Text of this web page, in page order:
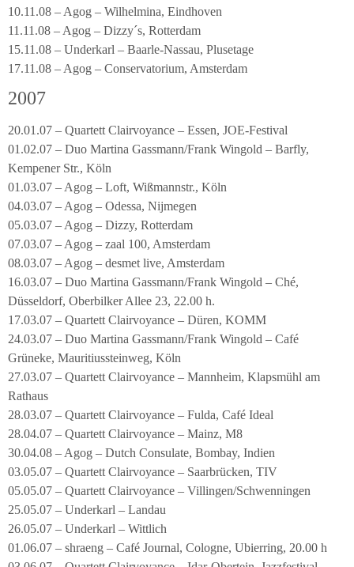
10.11.08 – Agog – Wilhelmina, Eindhoven
11.11.08 – Agog – Dizzy´s, Rotterdam
15.11.08 – Underkarl – Baarle-Nassau, Plusetage
17.11.08 – Agog – Conservatorium, Amsterdam
2007
20.01.07 – Quartett Clairvoyance – Essen, JOE-Festival
01.02.07 – Duo Martina Gassmann/Frank Wingold – Barfly,
Kempener Str., Köln
01.03.07 – Agog – Loft, Wißmannstr., Köln
04.03.07 – Agog – Odessa, Nijmegen
05.03.07 – Agog – Dizzy, Rotterdam
07.03.07 – Agog – zaal 100, Amsterdam
08.03.07 – Agog – desmet live, Amsterdam
16.03.07 – Duo Martina Gassmann/Frank Wingold – Ché,
Düsseldorf, Oberbilker Allee 23, 22.00 h.
17.03.07 – Quartett Clairvoyance – Düren, KOMM
24.03.07 – Duo Martina Gassmann/Frank Wingold – Café
Grüneke, Mauritiussteinweg, Köln
27.03.07 – Quartett Clairvoyance – Mannheim, Klapsmühl am
Rathaus
28.03.07 – Quartett Clairvoyance – Fulda, Café Ideal
28.04.07 – Quartett Clairvoyance – Mainz, M8
30.04.08 – Agog – Dutch Consulate, Bombay, Indien
03.05.07 – Quartett Clairvoyance – Saarbrücken, TIV
05.05.07 – Quartett Clairvoyance – Villingen/Schwenningen
25.05.07 – Underkarl – Landau
26.05.07 – Underkarl – Wittlich
01.06.07 – shraeng – Café Journal, Cologne, Ubierring, 20.00 h